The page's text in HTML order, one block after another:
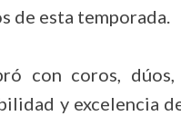
de esta temporada.
con coros,
y excelencia